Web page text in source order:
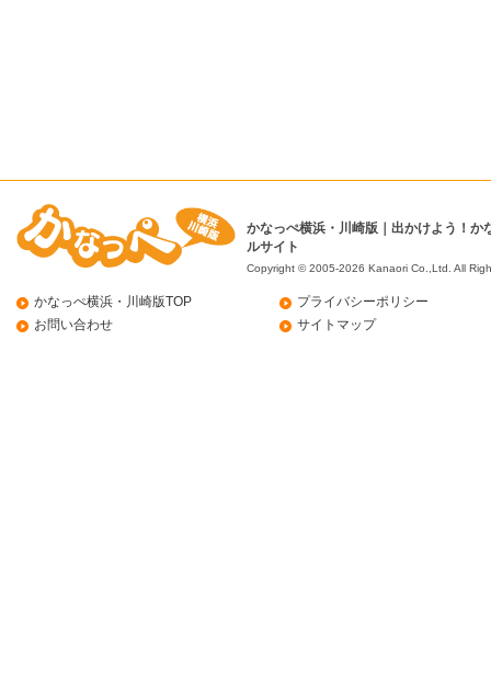
かなっぺ横浜・川崎版｜出かけよう！か
ルサイト
Copyright © 2005-2026 Kanaori Co.,Ltd. All
かなっぺ横浜・川崎版TOP
お問い合わせ
プライバシーポリシー
サイトマップ